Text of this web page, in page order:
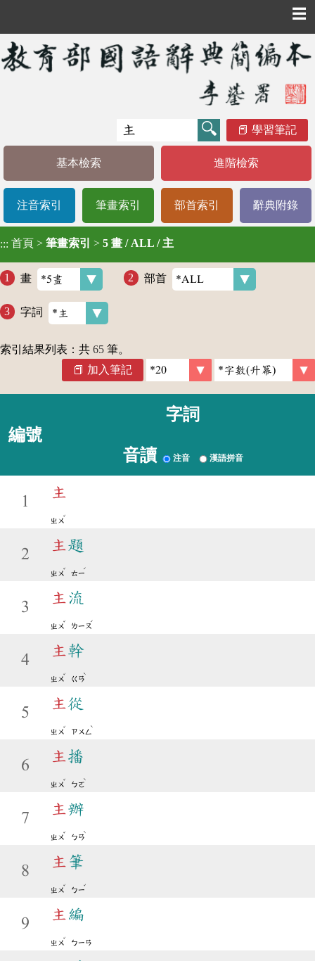
☰
學習筆記
基本檢索 進階檢索
注音索引 筆畫索引 部首索引 辭典附錄
::: 首頁 > 筆畫索引 > 5 畫 / ALL / 主
畫 部首
字詞
索引結果列表：共 65 筆。
加入筆記
編號
字詞
音讀 注音 漢語拼音
1
主
ㄓㄨ
ˇ
2
主題
ㄓㄨ
ˇ
ㄊㄧ
ˊ
3
主流
ㄓㄨ
ˇ
ㄌㄧㄡ
ˊ
4
主幹
ㄓㄨ
ˇ
ㄍㄢ
ˋ
5
主從
ㄓㄨ
ˇ
ㄗㄨㄥ
ˋ
6
主播
ㄓㄨ
ˇ
ㄅㄛ
ˋ
7
主辦
ㄓㄨ
ˇ
ㄅㄢ
ˋ
8
主 筆
ㄓㄨ
ˇ
ㄅㄧ
ˇ
9
主編
ㄓㄨ
ˇ
ㄅㄧㄢ